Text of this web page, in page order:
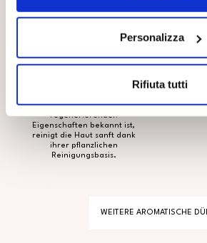
Personalizza
Rifiuta tutti
einer kostbaren Zutat, die seit
nährenden und
regenerierenden
Eigenschaften bekannt ist,
reinigt die Haut sanft dank
ihrer pflanzlichen
Reinigungsbasis.
Eine
Seife,
Noten
WEITERE AROMATISCHE